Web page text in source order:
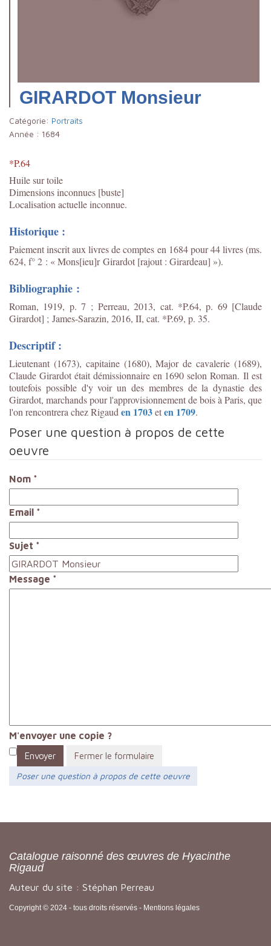
GIRARDOT Monsieur
Catégorie: Portraits
Année : 1684
*P.64
Huile sur toile
Dimensions inconnues [buste]
Localisation actuelle inconnue.
Historique :
Paiement inscrit aux livres de comptes en 1684 pour 44 livres (ms.
624, f° 2 : « Mons[ieu]r Girardot [rajout : Girardeau] »).
Bibliographie :
Roman, 1919, p. 7 ; Perreau, 2013, cat. *P.64, p. 69 [Claude
Girardot] ; James-Sarazin, 2016, II, cat. *P.69, p. 35.
Descriptif :
Lieutenant (1673), capitaine (1680), Major de cavalerie (1689),
Claude Girardot était démissionnaire en 1690 selon Roman. Il est
toutefois possible d'y voir un des membres de la dynastie des
Girardot, marchands pour l'approvisionnement de bois à Paris, que
l'on rencontrera chez Rigaud en 1703eten 1709.
Poser une question à propos de cette
oeuvre
Nom *
Email *
Sujet *
Message *
M'envoyer une copie ?
Envoyer
Fermer le formulaire
Poser une question à propos de cette oeuvre
Catalogue raisonné des œuvres de Hyacinthe
Rigaud
Auteur du site : Stéphan Perreau
Copyright © 2024 - tous droits réservés - Mentions légales